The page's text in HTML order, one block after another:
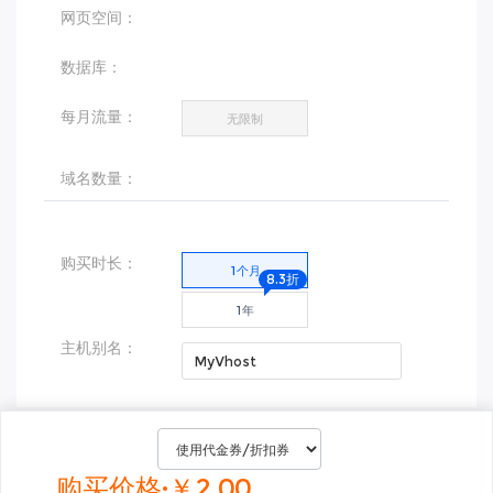
网页空间：
数据库：
每月流量： 无限制
域名数量：
购买时长： 1个月
1年
8.3折
主机别名：